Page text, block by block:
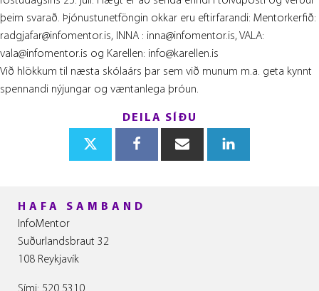
þeim svarað. Þjónustunetföngin okkar eru eftirfarandi: Mentorkerfið:
radgjafar@infomentor.is, INNA : inna@infomentor.is, VALA:
vala@infomentor.is og Karellen: info@karellen.is
Við hlökkum til næsta skólaárs þar sem við munum m.a. geta kynnt
spennandi nýjungar og væntanlega þróun.
DEILA SÍÐU
HAFA SAMBAND
InfoMentor
Suðurlandsbraut 32
108 Reykjavík